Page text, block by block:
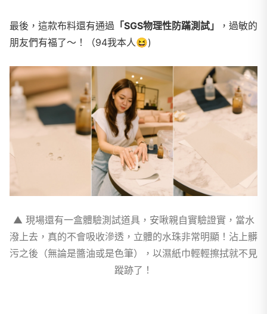
最後，這款布料還有通過 「SGS物理性防蹣測試」
，過敏的
朋友們有福了～！（94我本人😆)
▲ 現場還有一盒體驗測試道具，安啾親自實驗證實，當水
潑上去，真的不會吸收滲透，立體的水珠非常明顯！沾上髒
污之後（無論是醬油或是色筆），以濕紙巾輕輕擦拭就不見
蹤跡了！